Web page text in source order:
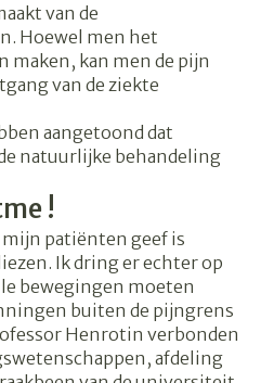
van de
Hoewel men het
maken, kan men de pijn
van de ziekte
aangetoond dat
natuurlijke behandeling
!
mijn patiënten geef is
Ik dring er echter op
bewegingen moeten
buiten de pijngrens
Henrotin verbonden
afdeling